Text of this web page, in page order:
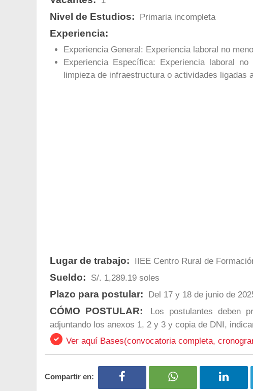
Nivel de Estudios: Primaria incompleta
Experiencia:
Experiencia General: Experiencia laboral no
Experiencia Específica: Experiencia laboral
limpieza de infraestructura o actividades ligadas
Lugar de trabajo: IIEE Centro Rural de
Sueldo: S/. 1,289.19 soles
Plazo para postular: Del 17 y 18 de junio de
CÓMO POSTULAR:
Los postulantes deben
adjuntando los anexos 1, 2 y 3 y copia de DNI,
Ver aquí Bases(convocatoria completa,
Compartir en: